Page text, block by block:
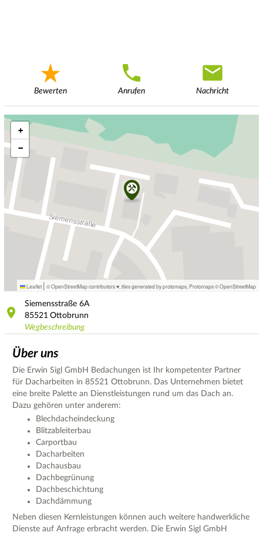
Bewerten Anrufen Nachricht
+
−
Leaflet | © OpenStreetMap contributors ♥, tiles generated by protomaps Protomaps©OpenStreetMap
Siemensstraße 6A
85521 Ottobrunn
Wegbeschreibung
Über uns
Die Erwin Sigl GmbH Bedachungen ist Ihr kompetenter Partner
für Dacharbeiten in 85521 Ottobrunn. Das Unternehmen bietet
eine breite Palette an Dienstleistungen rund um das Dach an.
Dazu gehören unter anderem:
Blechdacheindeckung
Blitzableiterbau
Carportbau
Dacharbeiten
Dachausbau
Dachbegrünung
Dachbeschichtung
Dachdämmung
Neben diesen Kernleistungen können auch weitere handwerkliche
Dienste auf Anfrage erbracht werden. Die Erwin Sigl GmbH